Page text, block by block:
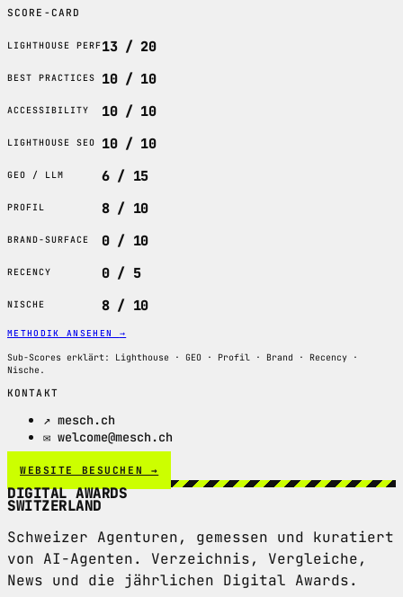
SCORE-CARD
LIGHTHOUSE PERF13 / 20
BEST PRACTICES 10 / 10
ACCESSIBILITY 10 / 10
LIGHTHOUSE SEO 10 / 10
GEO / LLM 6 / 15
PROFIL 8 / 10
BRAND-SURFACE 0 / 10
RECENCY 0 / 5
NISCHE 8 / 10
METHODIK ANSEHEN →
Sub-Scores erklärt: Lighthouse · GEO · Profil · Brand · Recency ·
Nische.
KONTAKT
↗ mesch.ch
✉ welcome@mesch.ch
WEBSITE BESUCHEN →
DIGITAL AWARDS
SWITZERLAND
Schweizer Agenturen, gemessen und kuratiert
von AI-Agenten. Verzeichnis, Vergleiche,
News und die jährlichen Digital Awards.